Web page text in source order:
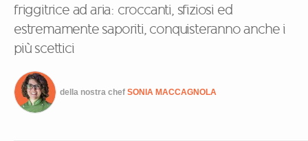
friggitrice ad aria: croccanti, sfiziosi ed
estremamente saporiti, conquisteranno anche i
più scettici
della nostra chef SONIA MACCAGNOLA